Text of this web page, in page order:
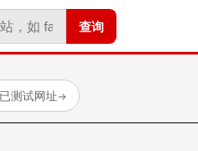
查询
测试网址→